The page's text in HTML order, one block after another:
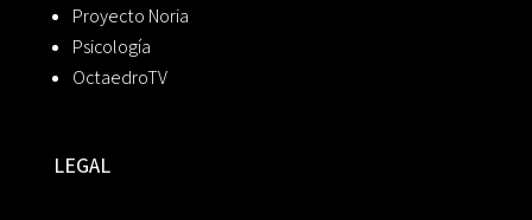
Proyecto Noria
Psicología
OctaedroTV
LEGAL